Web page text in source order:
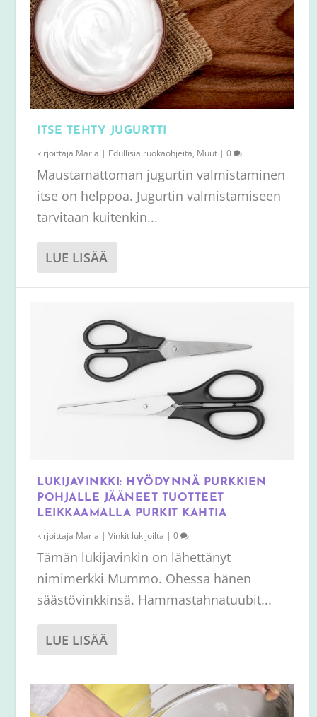
ITSE TEHTY JUGURTTI
kirjoittaja Maria | Edullisia ruokaohjeita, Muut |0
Maustamattoman jugurtin valmistaminen
itse on helppoa. Jugurtin valmistamiseen
tarvitaan kuitenkin...
LUE LISÄÄ
LUKIJAVINKKI: HYÖDYNNÄ PURKKIEN
POHJALLE JÄÄNEET TUOTTEET
LEIKKAAMALLA PURKIT KAHTIA
kirjoittaja Maria |Vinkit lukijoilta |0
Tämän lukijavinkin on lähettänyt
nimimerkki Mummo. Ohessa hänen
säästövinkkinsä. Hammastahnatuubit...
LUE LISÄÄ